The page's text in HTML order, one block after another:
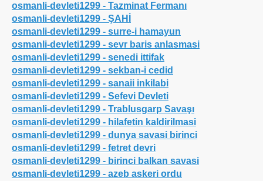
osmanli-devleti1299 - Tazminat Fermanı
osmanli-devleti1299 - ŞAHİ
osmanli-devleti1299 - surre-i hamayun
osmanli-devleti1299 - sevr baris anlasmasi
osmanli-devleti1299 - senedi ittifak
osmanli-devleti1299 - sekban-i cedid
osmanli-devleti1299 - sanaii inkilabi
osmanli-devleti1299 - Sefevi Devleti
osmanli-devleti1299 - Trablusgarp Savaşı
osmanli-devleti1299 - hilafetin kaldirilmasi
osmanli-devleti1299 - dunya savasi birinci
osmanli-devleti1299 - fetret devri
osmanli-devleti1299 - birinci balkan savasi
osmanli-devleti1299 - azeb askeri ordu